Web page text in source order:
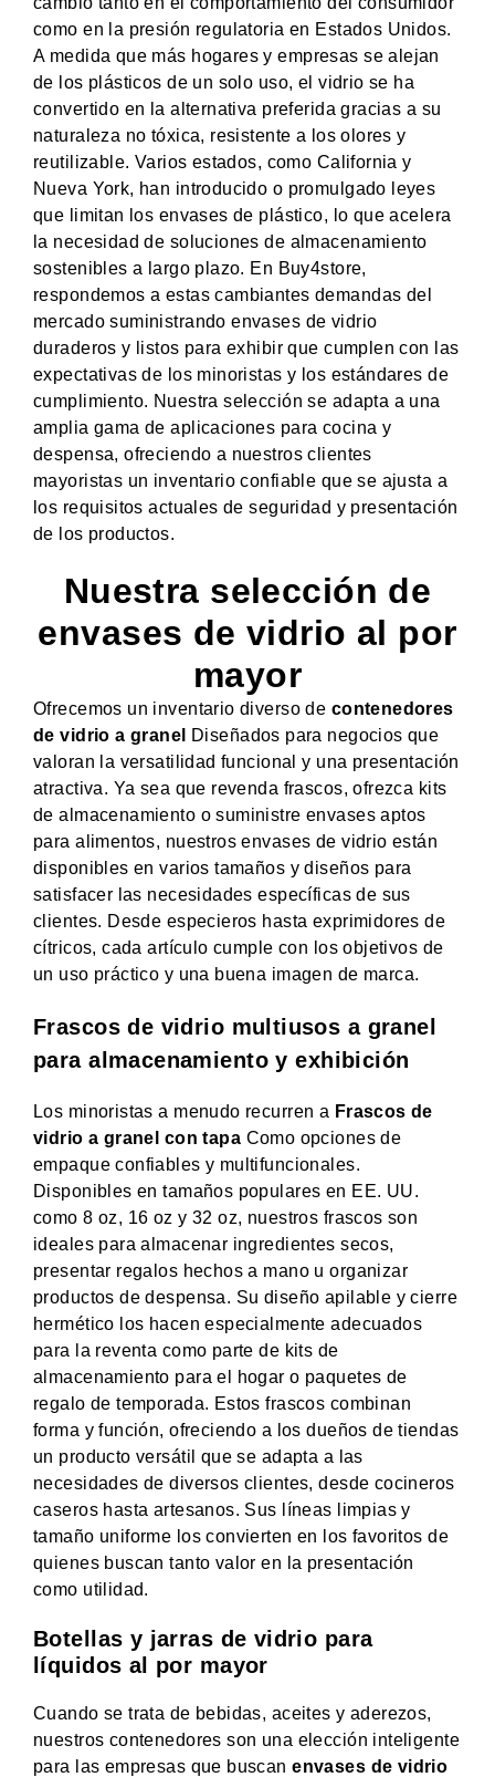
como en la presión regulatoria en Estados Unidos.
A medida que más hogares y empresas se alejan
de los plásticos de un solo uso, el vidrio se ha
convertido en la alternativa preferida gracias a su
naturaleza no tóxica, resistente a los olores y
reutilizable. Varios estados, como California y
Nueva York, han introducido o promulgado leyes
que limitan los envases de plástico, lo que acelera
la necesidad de soluciones de almacenamiento
sostenibles a largo plazo. En Buy4store,
respondemos a estas cambiantes demandas del
mercado suministrando envases de vidrio
duraderos y listos para exhibir que cumplen con las
expectativas de los minoristas y los estándares de
cumplimiento. Nuestra selección se adapta a una
amplia gama de aplicaciones para cocina y
despensa, ofreciendo a nuestros clientes
mayoristas un inventario confiable que se ajusta a
los requisitos actuales de seguridad y presentación
de los productos.
Nuestra selección de
envases de vidrio al por
mayor
Ofrecemos un inventario diverso de contenedores
de vidrio a granel
Diseñados para negocios que
valoran la versatilidad funcional y una presentación
atractiva. Ya sea que revenda frascos, ofrezca kits
de almacenamiento o suministre envases aptos
para alimentos, nuestros envases de vidrio están
disponibles en varios tamaños y diseños para
satisfacer las necesidades específicas de sus
clientes. Desde especieros hasta exprimidores de
cítricos, cada artículo cumple con los objetivos de
un uso práctico y una buena imagen de marca.
Frascos de vidrio multiusos a granel
para almacenamiento y exhibición
Los minoristas a menudo recurren a Frascos de
vidrio a granel con tapa Como opciones de
empaque confiables y multifuncionales.
Disponibles en tamaños populares en EE. UU.
como 8 oz, 16 oz y 32 oz, nuestros frascos son
ideales para almacenar ingredientes secos,
presentar regalos hechos a mano u organizar
productos de despensa. Su diseño apilable y cierre
hermético los hacen especialmente adecuados
para la reventa como parte de kits de
almacenamiento para el hogar o paquetes de
regalo de temporada. Estos frascos combinan
forma y función, ofreciendo a los dueños de tiendas
un producto versátil que se adapta a las
necesidades de diversos clientes, desde cocineros
caseros hasta artesanos. Sus líneas limpias y
tamaño uniforme los convierten en los favoritos de
quienes buscan tanto valor en la presentación
como utilidad.
Botellas y jarras de vidrio para
líquidos al por mayor
Cuando se trata de bebidas, aceites y aderezos,
nuestros contenedores son una elección inteligente
para las empresas que buscanenvases de vidrio